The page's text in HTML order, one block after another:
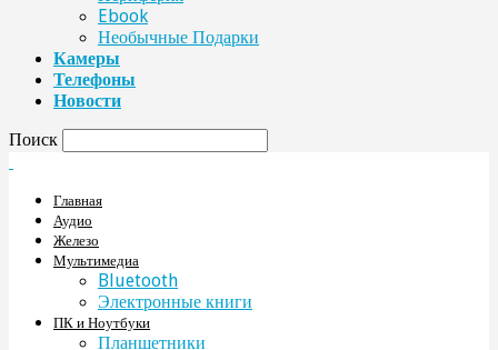
Ebook
Необычные Подарки
Камеры
Телефоны
Новости
Поиск
Главная
Аудио
Железо
Мультимедиа
Bluetooth
Электронные книги
ПК и Ноутбуки
Планшетники